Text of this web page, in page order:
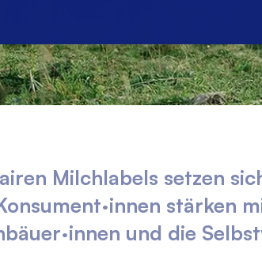
Milchlabels setzen
stärken
und die